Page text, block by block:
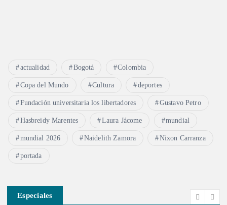
actualidad Bogotá Colombia
Copa del Mundo Cultura deportes
Fundación universitaria los libertadores Gustavo Petro
Hasbreidy Marentes Laura Jácome mundial
mundial 2026 Naidelith Zamora Nixon Carranza
portada
Especiales